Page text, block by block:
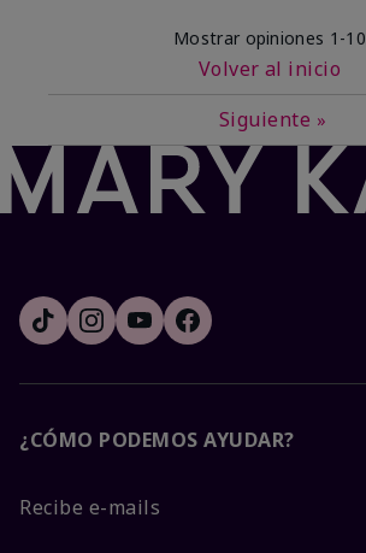
Mostrar opiniones 1-10
Volver al inicio
Siguiente »
¿CÓMO PODEMOS AYUDAR?
Recibe e-mails